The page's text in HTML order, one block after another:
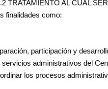
TRATAMIENTO AL CUAL
finalidades como:
participación y
administrativos del
los procesos